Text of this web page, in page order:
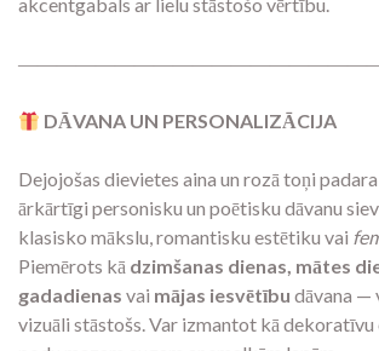
akcentgabals ar lielu stāstošo vērtību.
DĀVANA UN PERSONALIZĀCIJA
Dejojošas dievietes aina un rozā toņi
ārkārtīgi personisku un poētisku dāvanu
klasisko mākslu, romantisku estētiku vai
Piemērots kā dzimšanas dienas, mātes
gadadienas vai mājas iesvētību dāvana —
vizuāli stāstošs. Var izmantot kā dekoratīvu